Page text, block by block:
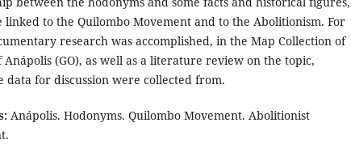
linked to the Quilombo Movement and to the Abolitionism. For
research was accomplished, in the Map Collection of
Anápolis (GO), as well as a literature review on the topic,
data for discussion were collected from.
Anápolis. Hodonyms. Quilombo Movement. Abolitionist